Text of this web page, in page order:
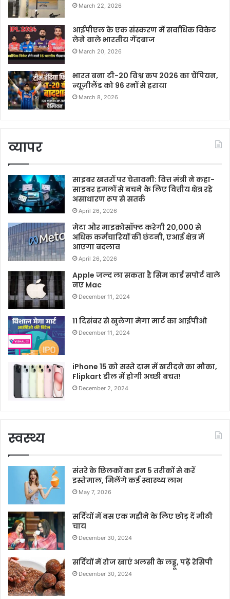
March 22, 2026
आईपीएल के एक संस्करण में सर्वाधिक विकेट
लेने वाले भारतीय गेंदबाज
March 20, 2026
भारत बना टी-20 विश्व कप 2026 का चैंपियन,
न्यूज़ीलैंड को 96 रनों से हराया
March 8, 2026
व्यापर
साइबर खतरों पर चेतावनी: वित्त मंत्री ने कहा-
साइबर हमलों से बचने के लिए वित्तीय क्षेत्र रहे
असाधारण रूप से सतर्क
April 26, 2026
मेटा और माइक्रोसॉफ्ट करेगी 20,000 से
अधिक कर्मचारियों की छंटनी, एआई क्षेत्र में
आएगा बदलाव
April 26, 2026
Apple जल्द ला सकता है सिम कार्ड सपोर्ट वाले
नए Mac
December 11, 2024
11 दिसंबर से खुलेगा मेगा मार्ट का आईपीओ
December 11, 2024
iPhone 15 को सस्ते दाम में खरीदने का मौका,
Flipkart डील में होगी अच्छी बचत!
December 2, 2024
स्वस्थ्य
संतरे के छिलकों का इन 5 तरीकों से करें
इस्तेमाल, मिलेंगे कई स्वास्थ्य लाभ
May 7, 2026
सर्दियों में बस एक महीने के लिए छोड़ दें मीठी
चाय
December 30, 2024
सर्दियों में रोज खाएं अलसी के लड्डू, पढ़ें रेसिपी
December 30, 2024